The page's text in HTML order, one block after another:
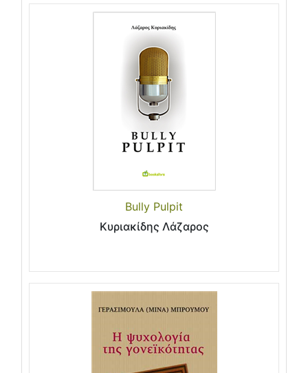
Bully Pulpit
Κυριακίδης Λάζαρος